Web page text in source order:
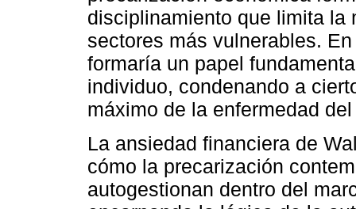
disciplinamiento que limita la
sectores más vulnerables.
formaría un papel
individuo, condenando a
máximo de la enfermedad
La ansiedad financiera de
cómo la precarización
autogestionan dentro del